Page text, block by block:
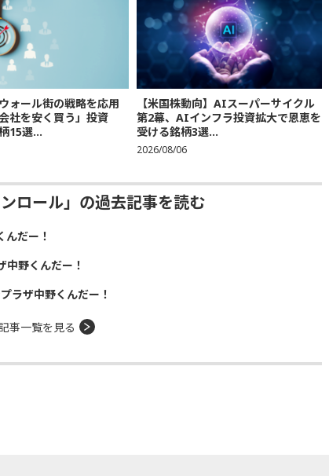
ォール街の戦略を応用
社を安く買う」投資
15選...
【米国株動向】AIスーパーサイクル
第2幕、AIインフラ投資拡大で恩恵を
受ける銘柄3選...
2026/08/06
ロール」の過去記事を読む
だー！
中野くんだー！
ラザ中野くんだー！
事一覧を見る